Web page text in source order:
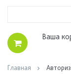
Ваша
Главная